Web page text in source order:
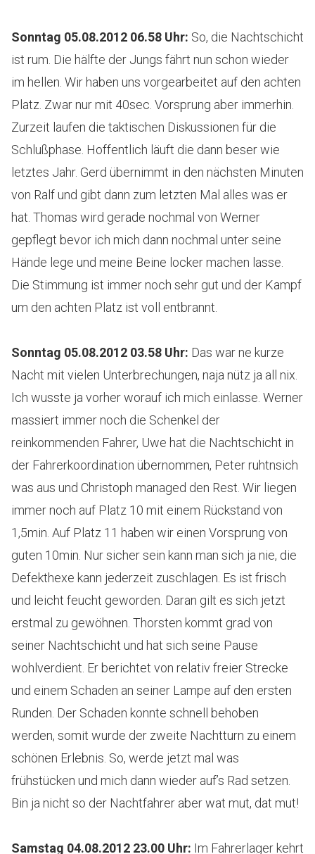
Sonntag 05.08.2012 06.58 Uhr: So, die Nachtschicht
ist rum. Die hälfte der Jungs fährt nun schon wieder
im hellen. Wir haben uns vorgearbeitet auf den achten
Platz. Zwar nur mit 40sec. Vorsprung aber immerhin.
Zurzeit laufen die taktischen Diskussionen für die
Schlußphase. Hoffentlich läuft die dann beser wie
letztes Jahr. Gerd übernimmt in den nächsten Minuten
von Ralf und gibt dann zum letzten Mal alles was er
hat. Thomas wird gerade nochmal von Werner
gepflegt bevor ich mich dann nochmal unter seine
Hände lege und meine Beine locker machen lasse.
Die Stimmung ist immer noch sehr gut und der Kampf
um den achten Platz ist voll entbrannt.
Sonntag 05.08.2012 03.58 Uhr: Das war ne kurze
Nacht mit vielen Unterbrechungen, naja nütz ja all nix.
Ich wusste ja vorher worauf ich mich einlasse. Werner
massiert immer noch die Schenkel der
reinkommenden Fahrer, Uwe hat die Nachtschicht in
der Fahrerkoordination übernommen, Peter ruhtnsich
was aus und Christoph managed den Rest. Wir liegen
immer noch auf Platz 10 mit einem Rückstand von
1,5min. Auf Platz 11 haben wir einen Vorsprung von
guten 10min. Nur sicher sein kann man sich ja nie, die
Defekthexe kann jederzeit zuschlagen. Es ist frisch
und leicht feucht geworden. Daran gilt es sich jetzt
erstmal zu gewöhnen. Thorsten kommt grad von
seiner Nachtschicht und hat sich seine Pause
wohlverdient. Er berichtet von relativ freier Strecke
und einem Schaden an seiner Lampe auf den ersten
Runden. Der Schaden konnte schnell behoben
werden, somit wurde der zweite Nachtturn zu einem
schönen Erlebnis. So, werde jetzt mal was
frühstücken und mich dann wieder auf’s Rad setzen.
Bin ja nicht so der Nachtfahrer aber wat mut, dat mut!
Samstag 04.08.2012 23.00 Uhr: Im Fahrerlager kehrt